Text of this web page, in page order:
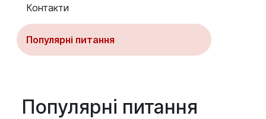
Контакти
Популярні питання
Популярні питання